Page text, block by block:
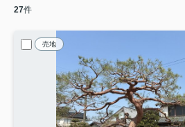
27件
売地